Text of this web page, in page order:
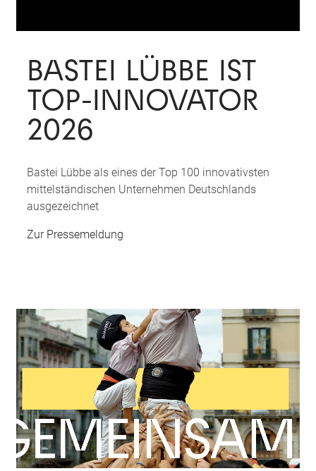
BASTEI LÜBBE IST
TOP-INNOVATOR
2026
Bastei Lübbe als eines der Top 100 innovativsten
mittelständischen Unternehmen Deutschlands
ausgezeichnet
Zur Pressemeldung